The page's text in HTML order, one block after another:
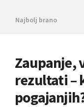
Najbolj brano
Zaupanje,
rezultati –